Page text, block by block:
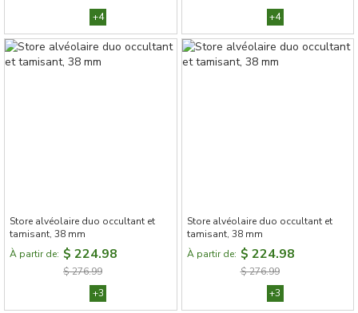
+4
+4
Store alvéolaire duo occultant et
tamisant, 38 mm
À partir de: $ 224.98
$ 276.99
+3
Store alvéolaire duo occultant et
tamisant, 38 mm
À partir de: $ 224.98
$ 276.99
+3